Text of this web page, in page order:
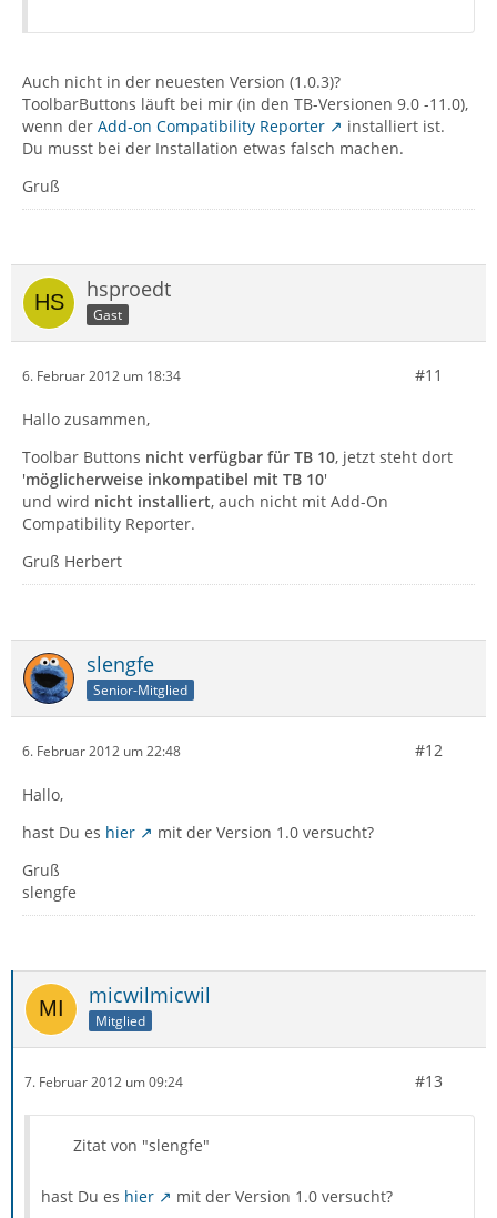
Auch nicht in der neuesten Version (1.0.3)?
ToolbarButtons läuft bei mir (in den TB-Versionen 9.0 -11.0),
wenn der Add-on Compatibility Reporter
installiert ist.
Du musst bei der Installation etwas falsch machen.
Gruß
hsproedt
Gast
6. Februar 2012 um 18:34 #11
Hallo zusammen,
Toolbar Buttons nicht verfügbar für TB 10, jetzt steht dort
'möglicherweise inkompatibel mit TB 10'
und wird nicht installiert, auch nicht mit Add-On
Compatibility Reporter.
Gruß Herbert
slengfe
Senior-Mitglied
6. Februar 2012 um 22:48 #12
Hallo,
hast Du es hier
mit der Version 1.0 versucht?
Gruß
slengfe
micwilmicwil
Mitglied
7. Februar 2012 um 09:24 #13
Zitat von "slengfe"
hast Du es hier mit der Version 1.0 versucht?